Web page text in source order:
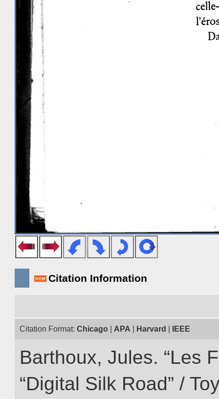
Citation Information
Citation Format: Chicago APA Harvard IEEE
Barthoux, Jules. “Les
“Digital Silk Road” /